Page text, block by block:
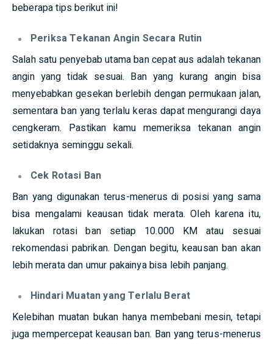
beberapa tips berikut ini!
Periksa Tekanan Angin Secara Rutin
Salah satu penyebab utama ban cepat aus adalah tekanan
angin yang tidak sesuai. Ban yang kurang angin bisa
menyebabkan gesekan berlebih dengan permukaan jalan,
sementara ban yang terlalu keras dapat mengurangi daya
cengkeram. Pastikan kamu memeriksa tekanan angin
setidaknya seminggu sekali.
Cek Rotasi Ban
Ban yang digunakan terus-menerus di posisi yang sama
bisa mengalami keausan tidak merata. Oleh karena itu,
lakukan rotasi ban setiap 10.000 KM atau sesuai
rekomendasi pabrikan. Dengan begitu, keausan ban akan
lebih merata dan umur pakainya bisa lebih panjang.
Hindari Muatan yang Terlalu Berat
Kelebihan muatan bukan hanya membebani mesin, tetapi
juga mempercepat keausan ban. Ban yang terus-menerus